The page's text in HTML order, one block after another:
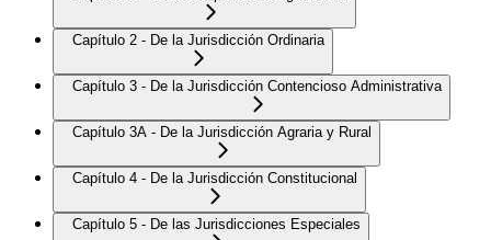
Capítulo 2 - De la Jurisdicción Ordinaria
Capítulo 3 - De la Jurisdicción Contencioso Administrativa
Capítulo 3A - De la Jurisdicción Agraria y Rural
Capítulo 4 - De la Jurisdicción Constitucional
Capítulo 5 - De las Jurisdicciones Especiales